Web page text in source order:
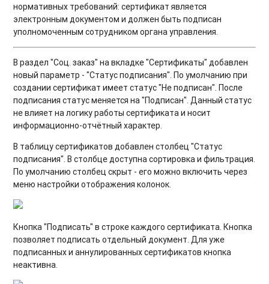
нормативных требований: сертификат является
электронным документом и должен быть подписан
уполномоченным сотрудником органа управления.
В раздел "Соц. заказ" на вкладке "Сертификаты" добавлен
новый параметр - "Статус подписания". По умолчанию при
создании сертификат имеет статус "Не подписан". После
подписания статус меняется на "Подписан". Данный статус
не влияет на логику работы сертификата и носит
информационно-отчётный характер.
В таблицу сертификатов добавлен столбец "Статус
подписания". В столбце доступна сортировка и фильтрация.
По умолчанию столбец скрыт - его можно включить через
меню настройки отображения колонок.
Кнопка "Подписать" в строке каждого сертификата. Кнопка
позволяет подписать отдельный документ. Для уже
подписанных и аннулированных сертификатов кнопка
неактивна.